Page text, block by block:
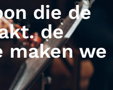
die de
de
maken we